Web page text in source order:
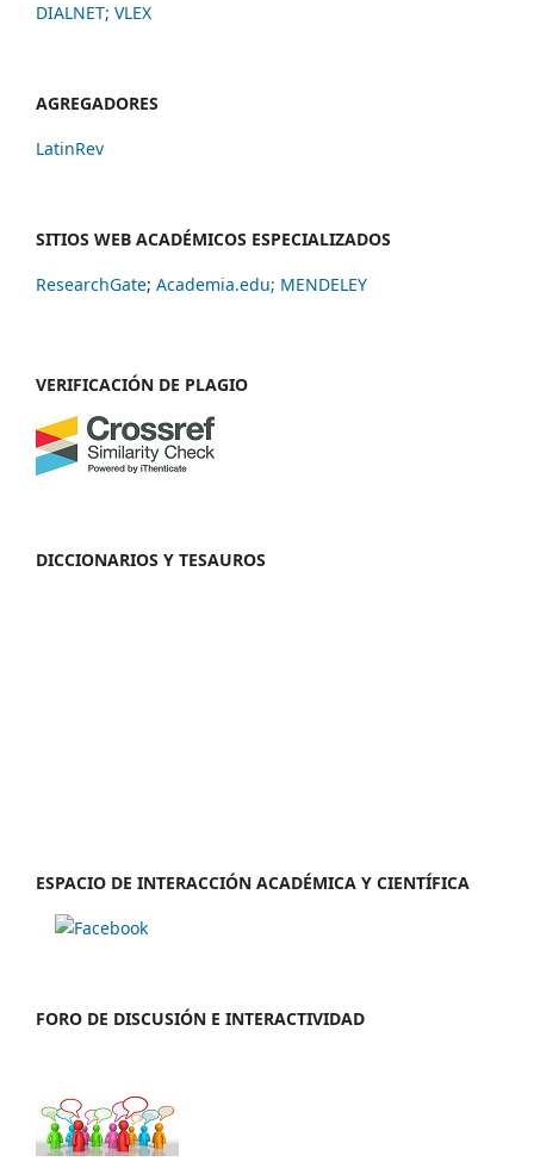
DIALNET; VLEX
AGREGADORES
LatinRev
SITIOS WEB ACADÉMICOS ESPECIALIZADOS
ResearchGate; Academia.edu; MENDELEY
VERIFICACIÓN DE PLAGIO
DICCIONARIOS Y TESAUROS
ESPACIO DE INTERACCIÓN ACADÉMICA Y CIENTÍFICA
FORO DE DISCUSIÓN E INTERACTIVIDAD